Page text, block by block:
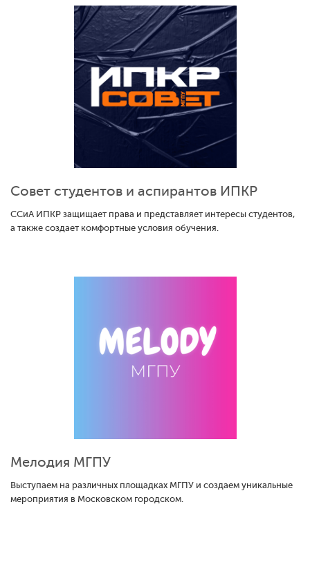
Совет студентов и аспирантов ИПКР
ССиА ИПКР защищает права и представляет интересы студентов,
а также создает комфортные условия обучения.
Мелодия МГПУ
Выступаем на различных площадках МГПУ и создаем уникальные
мероприятия в Московском городском.